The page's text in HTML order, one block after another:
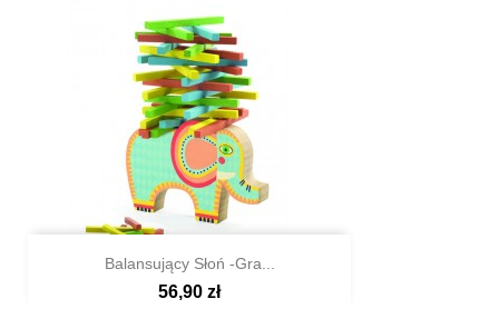
Szybki podgląd
Balansujący Słoń -gra...
56,90 zł